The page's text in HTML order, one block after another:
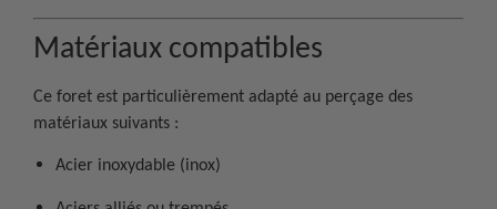
Matériaux compatibles
Ce foret est particulièrement adapté au perçage des
matériaux suivants :
Acier inoxydable (inox)